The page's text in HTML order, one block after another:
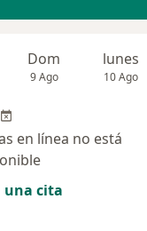
Dom
9 Ago
lunes
10 Ago
en línea no está
una cita